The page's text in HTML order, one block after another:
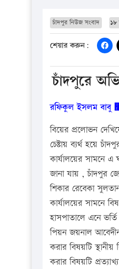
চাঁদপুর নিউজ সংবাদ ১৮
শেয়ার করুন:
চাঁদপুরে
রফিকুল ইসলম বাবু
বিয়ের প্রলোভন
চেষ্টায় ব্যর্থ হয়ে
কার্যালয়ের সামনে এ
জানা যায় , চাঁদপুর
শিকার রেবেকা
কার্যালয়ের সামনে
হাসপাতালে এনে
পিয়ন জয়নাল
করার বিষয়টি
করার বিষয়টি